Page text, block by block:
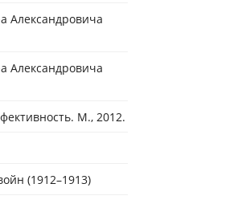
Александровича
Александровича
М., 2012.
(1912–1913)